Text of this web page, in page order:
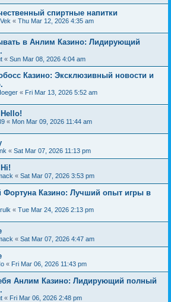
спиртные напитки
« Thu Mar 12, 2026 4:35 am
в Анлим Казино: Лидирующий
« Sun Mar 08, 2026 4:04 am
Казино: Эксклюзивный новости и
« Fri Mar 13, 2026 5:52 am
« Mon Mar 09, 2026 11:44 am
« Sat Mar 07, 2026 11:13 pm
« Sat Mar 07, 2026 3:53 pm
Фортуна Казино: Лучший опыт игры в
« Tue Mar 24, 2026 2:13 pm
« Sat Mar 07, 2026 4:47 am
« Fri Mar 06, 2026 11:43 pm
Анлим Казино: Лидирующий полный
« Fri Mar 06, 2026 2:48 pm